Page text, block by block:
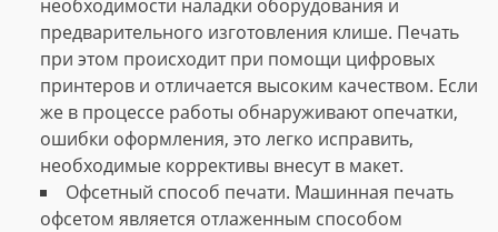
необходимости наладки оборудования и
предварительного изготовления клише. Печать
при этом происходит при помощи цифровых
принтеров и отличается высоким качеством. Если
же в процессе работы обнаруживают опечатки,
ошибки оформления, это легко исправить,
необходимые коррективы внесут в макет.
Офсетный способ печати. Машинная печать
офсетом является отлаженным способом